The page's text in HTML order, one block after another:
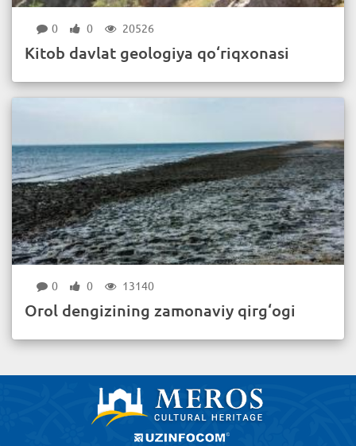
0 0 20526
Kitob davlat geologiya qo‘riqxonasi
0 0 13140
Orol dengizining zamonaviy qirg‘ogi